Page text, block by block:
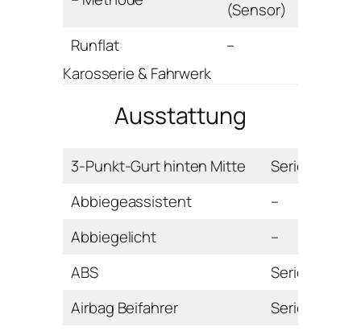
(Sensor)
Runflat
–
Karosserie & Fahrwerk
Ausstattung
3-Punkt-Gurt hinten Mitte
Serie
Abbiegeassistent
–
Abbiegelicht
–
ABS
Serie
Airbag Beifahrer
Serie